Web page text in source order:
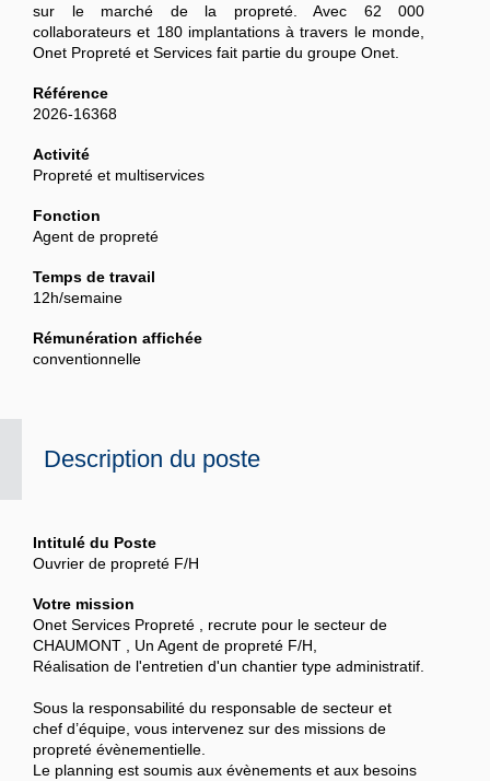
Description du poste
Intitulé du Poste
Ouvrier de propreté F/H
Votre mission
Onet Services Propreté , recrute pour le secteur de
CHAUMONT , Un Agent de propreté F/H,
Réalisation de l'entretien d'un chantier type administratif.
Sous la responsabilité du responsable de secteur et
chef d’équipe, vous intervenez sur des missions de
propreté évènementielle.
Le planning est soumis aux évènements et aux besoins
sur le marché de la propreté. Avec 62 000
collaborateurs et 180 implantations à travers le monde,
Onet Propreté et Services fait partie du groupe Onet.
Référence
2026-16368
Activité
Propreté et multiservices
Fonction
Agent de propreté
Temps de travail
12h/semaine
Rémunération affichée
conventionnelle